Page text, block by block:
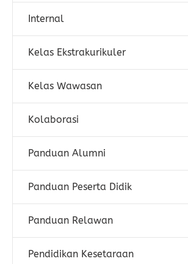
Internal
Kelas Ekstrakurikuler
Kelas Wawasan
Kolaborasi
Panduan Alumni
Panduan Peserta Didik
Panduan Relawan
Pendidikan Kesetaraan